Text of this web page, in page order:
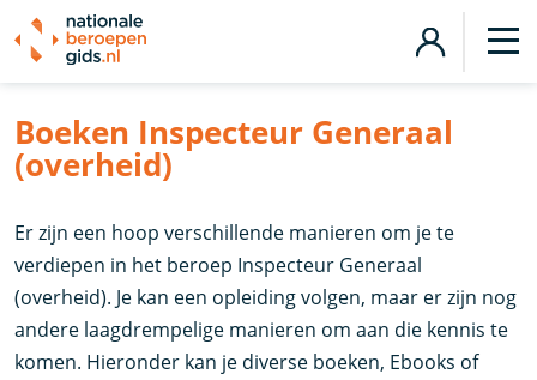
Boeken Inspecteur Generaal
(overheid)
Er zijn een hoop verschillende manieren om je te
verdiepen in het beroep Inspecteur Generaal
(overheid). Je kan een opleiding volgen, maar er zijn nog
andere laagdrempelige manieren om aan die kennis te
komen. Hieronder kan je diverse boeken, Ebooks of